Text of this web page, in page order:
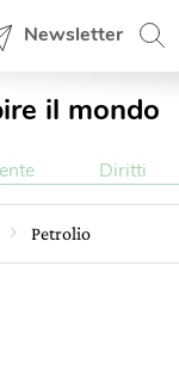
Newsletter
il mondo
Diritti
Petrolio